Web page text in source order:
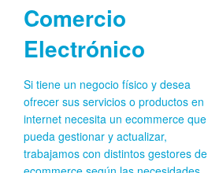
Comercio
Electrónico
Si tiene un negocio físico y desea
ofrecer sus servicios o productos en
internet necesita un ecommerce que
pueda gestionar y actualizar,
trabajamos con distintos gestores de